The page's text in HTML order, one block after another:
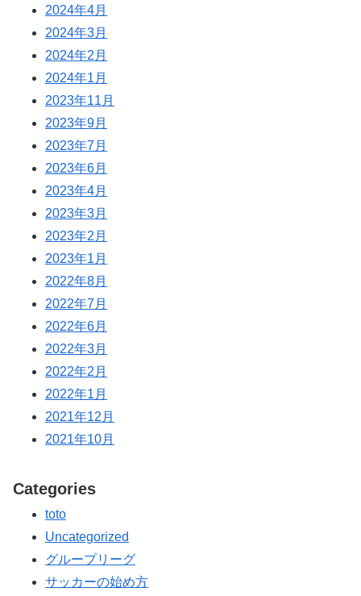
2024年4月
2024年3月
2024年2月
2024年1月
2023年11月
2023年9月
2023年7月
2023年6月
2023年4月
2023年3月
2023年2月
2023年1月
2022年8月
2022年7月
2022年6月
2022年3月
2022年2月
2022年1月
2021年12月
2021年10月
Categories
toto
Uncategorized
グループリーグ
サッカーの始め方